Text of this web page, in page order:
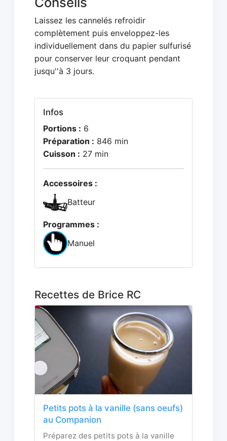
Laissez les cannelés refroidir
complètement puis enveloppez-les
individuellement dans du papier sulfurisé
pour conserver leur croquant pendant
jusqu''à 3 jours.
Infos
Portions : 6
Préparation : 846 min
Cuisson : 27 min
Accessoires :
Batteur
Programmes :
Manuel
Recettes de Brice RC
Petits pots à la vanille (sans oeufs)
au Companion
Préparez des petits pots à la vanille